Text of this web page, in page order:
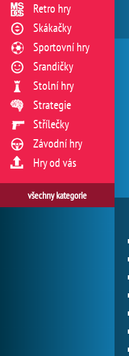
Retro hry
Skákačky
Sportovní hry
Srandičky
Stolní hry
Strategie
Střílečky
Závodní hry
Hry od vás
všechny kategorie